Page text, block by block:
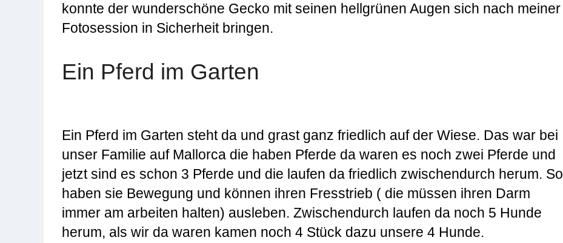
konnte der wunderschöne Gecko mit seinen hellgrünen Augen sich nach meiner
Fotosession in Sicherheit bringen.
Ein Pferd im Garten
Ein Pferd im Garten steht da und grast ganz friedlich auf der Wiese. Das war bei
unser Familie auf Mallorca die haben Pferde da waren es noch zwei Pferde und
jetzt sind es schon 3 Pferde und die laufen da friedlich zwischendurch herum. So
haben sie Bewegung und können ihren Fresstrieb ( die müssen ihren Darm
immer am arbeiten halten) ausleben. Zwischendurch laufen da noch 5 Hunde
herum, als wir da waren kamen noch 4 Stück dazu unsere 4 Hunde.